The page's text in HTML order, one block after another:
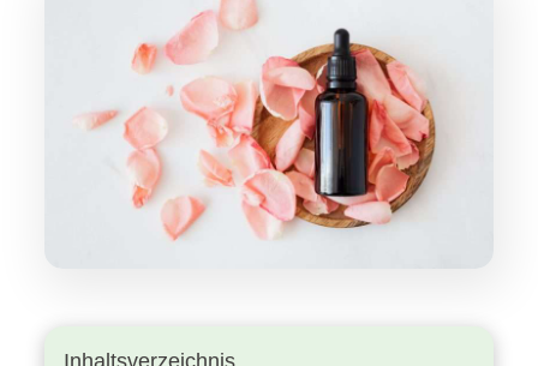
Inhaltsverzeichnis